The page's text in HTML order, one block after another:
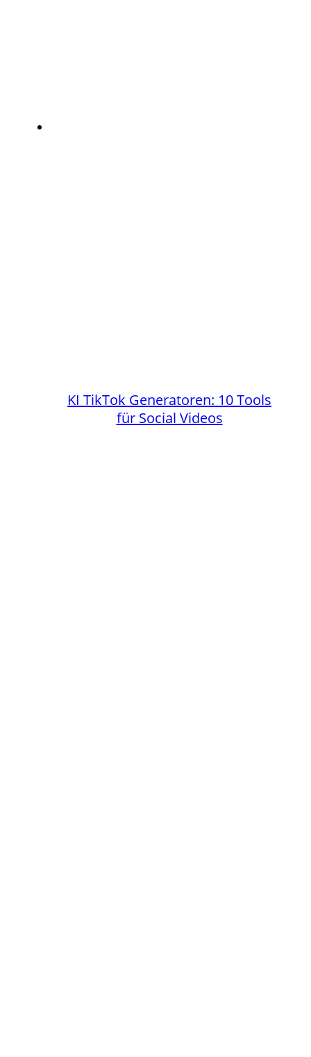
KI TikTok Generatoren: 10 Tools
für Social Videos